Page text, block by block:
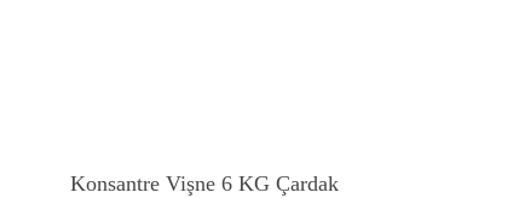
Konsantre Vişne 6 KG Çardak